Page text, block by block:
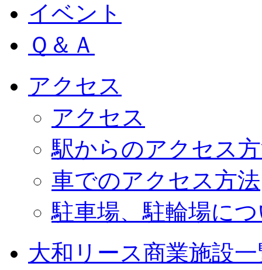
イベント
Ｑ＆Ａ
アクセス
アクセス
駅からのアクセス
車でのアクセス方法
駐車場、駐輪場に
大和リース商業施設